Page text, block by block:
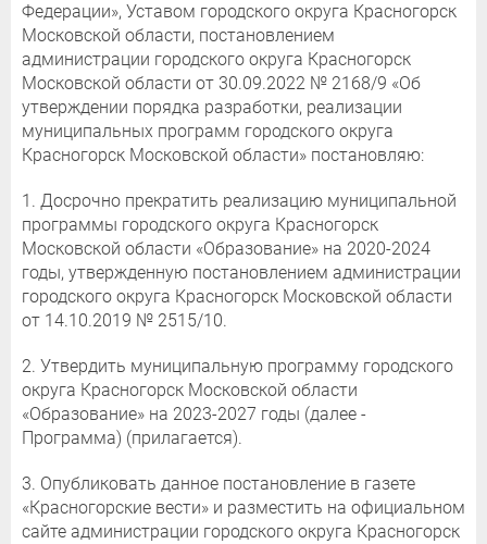
Федерации», Уставом городского округа Красногорск
Московской области, постановлением
администрации городского округа Красногорск
Московской области от 30.09.2022 № 2168/9 «Об
утверждении порядка разработки, реализации
муниципальных программ городского округа
Красногорск Московской области» постановляю:
1. Досрочно прекратить реализацию муниципальной
программы городского округа Красногорск
Московской области «Образование» на 2020-2024
годы, утвержденную постановлением администрации
городского округа Красногорск Московской области
от 14.10.2019 № 2515/10.
2. Утвердить муниципальную программу городского
округа Красногорск Московской области
«Образование» на 2023-2027 годы (далее -
Программа) (прилагается).
3. Опубликовать данное постановление в газете
«Красногорские вести» и разместить на официальном
сайте администрации городского округа Красногорск